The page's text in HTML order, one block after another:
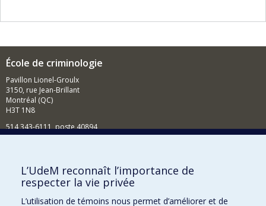
École de criminologie
Pavillon Lionel-Groulx
3150, rue Jean-Brillant
Montréal (QC)
H3T 1N8
514 343-6111, poste 40894
Comment soutenir l'École?
BESOIN D'AIDE?
Plan du site
L’UdeM reconnaît l’importance de
respecter la vie privée
L’utilisation de témoins nous permet d’améliorer et de